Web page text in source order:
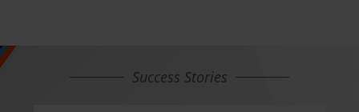
Success Stories